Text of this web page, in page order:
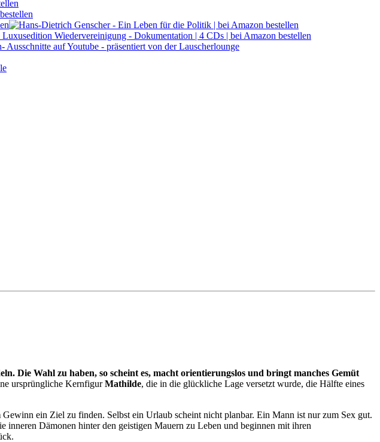
Die Wahl zu haben, so scheint es, macht orientierungslos und bringt manches Gemüt
ursprüngliche KernfigurMathilde, die in die glückliche Lage versetzt wurde, die Hälfte eines
ein Ziel zu finden. Selbst ein Urlaub scheint nicht planbar. Ein Mann ist nur zum Sex gut.
inneren Dämonen hinter den geistigen Mauern zu Leben und beginnen mit ihren